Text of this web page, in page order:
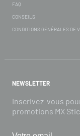
FAQ
CONSEILS
CONDITIONS GÉNÉRALES DE
NEWSLETTER
Inscrivez-vous
promotions MX